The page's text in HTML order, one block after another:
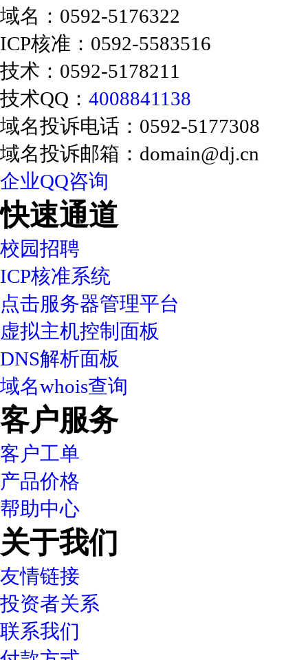
域名：0592-5176322
ICP核准：0592-5583516
技术：0592-5178211
技术QQ： 4008841138
域名投诉电话：0592-5177308
域名投诉邮箱：domain@dj.cn
企业QQ咨询
快速通道
校园招聘
ICP核准系统
点击服务器管理平台
虚拟主机控制面板
DNS解析面板
域名whois查询
客户服务
客户工单
产品价格
帮助中心
关于我们
友情链接
投资者关系
联系我们